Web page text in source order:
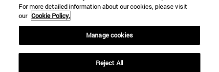
For more detailed information about our cookies, please visit
our Cookie Policy.
Manage cookies
Reject All